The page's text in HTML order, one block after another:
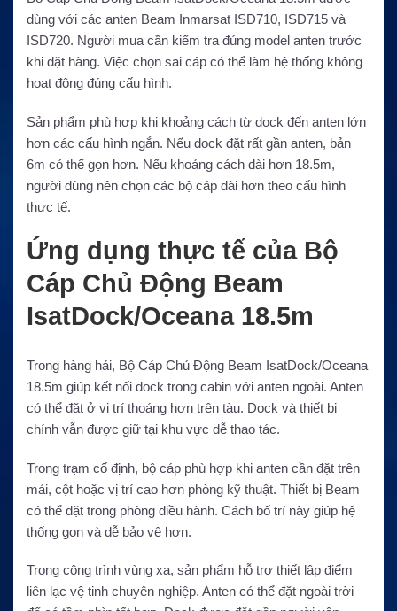
dùng với các anten Beam Inmarsat ISD710, ISD715 và
ISD720. Người mua cần kiểm tra đúng model anten trước
khi đặt hàng. Việc chọn sai cáp có thể làm hệ thống không
hoạt động đúng cấu hình.
Sản phẩm phù hợp khi khoảng cách từ dock đến anten lớn
hơn các cấu hình ngắn. Nếu dock đặt rất gần anten, bản
6m có thể gọn hơn. Nếu khoảng cách dài hơn 18.5m,
người dùng nên chọn các bộ cáp dài hơn theo cấu hình
thực tế.
Ứng dụng thực tế của Bộ
Cáp Chủ Động Beam
IsatDock/Oceana 18.5m
Trong hàng hải, Bộ Cáp Chủ Động Beam IsatDock/Oceana
18.5m giúp kết nối dock trong cabin với anten ngoài. Anten
có thể đặt ở vị trí thoáng hơn trên tàu. Dock và thiết bị
chính vẫn được giữ tại khu vực dễ thao tác.
Trong trạm cố định, bộ cáp phù hợp khi anten cần đặt trên
mái, cột hoặc vị trí cao hơn phòng kỹ thuật. Thiết bị Beam
có thể đặt trong phòng điều hành. Cách bố trí này giúp hệ
thống gọn và dễ bảo vệ hơn.
Trong công trình vùng xa, sản phẩm hỗ trợ thiết lập điểm
liên lạc vệ tinh chuyên nghiệp. Anten có thể đặt ngoài trời